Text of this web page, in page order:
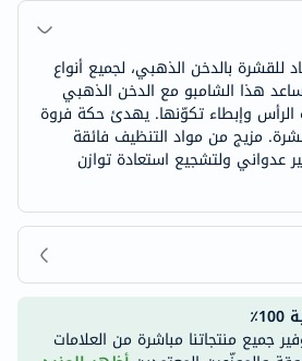
للقشرة بالدخن الذهبي، لجميع أنواع
هذا الشامبو مع الدخن الذهبي
وإبطاء تكوّنها. يهدئ حكة فروة
مزيج من مواد التنظيف فائقة
عدواني ولتشجيع استعادة توازن
جميع منتجاتنا مباشرة من العلامات